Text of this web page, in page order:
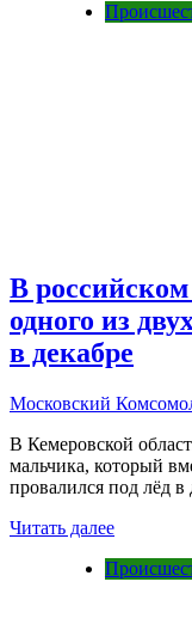
В
одного из
в декабре
Московский
В Кемеровской
мальчика, который
провалился под лёд в
Читать далее